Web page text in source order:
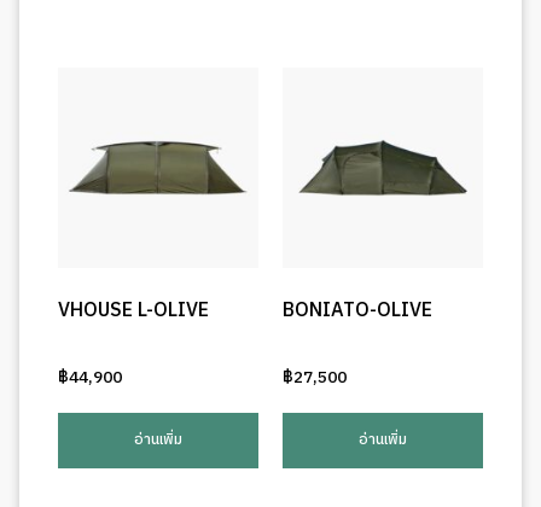
VHOUSE L-OLIVE
฿44,900
อ่านเพิ่ม
BONIATO-OLIVE
฿27,500
อ่านเพิ่ม